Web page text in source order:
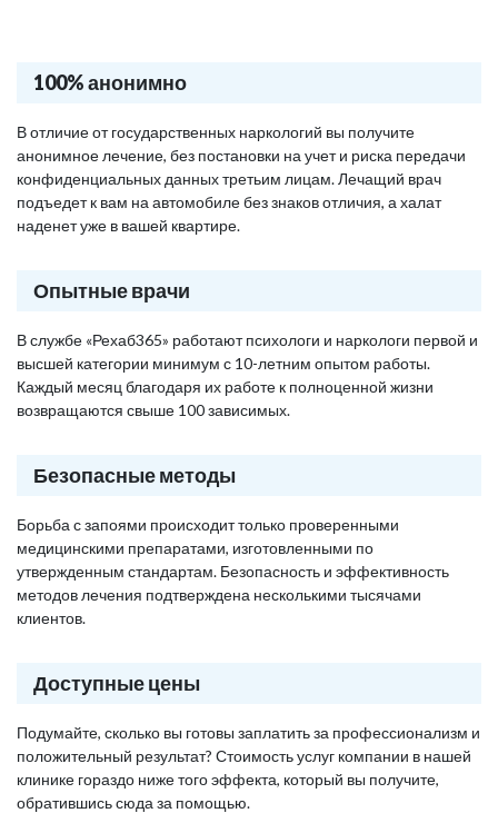
100% анонимно
В отличие от государственных наркологий вы получите
анонимное лечение, без постановки на учет и риска передачи
конфиденциальных данных третьим лицам. Лечащий врач
подъедет к вам на автомобиле без знаков отличия, а халат
наденет уже в вашей квартире.
Опытные врачи
В службе «Рехаб365» работают психологи и наркологи первой и
высшей категории минимум с 10-летним опытом работы.
Каждый месяц благодаря их работе к полноценной жизни
возвращаются свыше 100 зависимых.
Безопасные методы
Борьба с запоями происходит только проверенными
медицинскими препаратами, изготовленными по
утвержденным стандартам. Безопасность и эффективность
методов лечения подтверждена несколькими тысячами
клиентов.
Доступные цены
Подумайте, сколько вы готовы заплатить за профессионализм и
положительный результат? Стоимость услуг компании в нашей
клинике гораздо ниже того эффекта, который вы получите,
обратившись сюда за помощью.